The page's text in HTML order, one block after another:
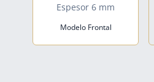
Espesor 6 mm
Modelo Frontal